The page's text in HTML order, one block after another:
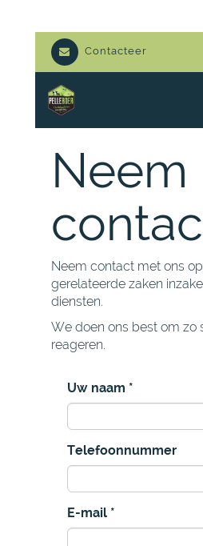
Contacteer
Neem
Neem contact met ons
gerelateerde zaken
diensten.
We doen ons best om zo
reageren.
Uw naam
Telefoonnummer
E-mail